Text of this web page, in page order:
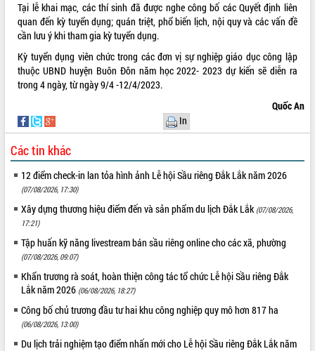
VIDEO
Không có file video nào để phát.
ALBUM ẢNH
LIÊN KẾT WEB
THỐNG KÊ TRUY CẬP
Tại lễ khai mạc, các thí sinh đã được nghe công bố các Quyết định liên
quan đến kỳ tuyển dụng; quán triệt, phổ biến lịch, nội quy và các vấn đề
cần lưu ý khi tham gia kỳ tuyển dụng.
Kỳ tuyển dụng viên chức trong các đơn vị sự nghiệp giáo dục công lập
thuộc UBND huyện Buôn Đôn năm học 2022- 2023 dự kiến sẽ diễn ra
trong 4 ngày, từ ngày 9/4 -12/4/2023.
Quốc An
In
Các tin khác
12 điểm check-in lan tỏa hình ảnh Lễ hội Sầu riêng Đắk Lắk năm 2026
(07/08/2026, 17:30)
Xây dựng thương hiệu điểm đến và sản phẩm du lịch Đắk Lắk (07/08/2026,
17:21)
Tập huấn kỹ năng livestream bán sầu riêng online cho các xã, phường
(07/08/2026, 09:07)
Khẩn trương rà soát, hoàn thiện công tác tổ chức Lễ hội Sầu riêng Đắk
Lắk năm 2026 (06/08/2026, 18:27)
Công bố chủ trương đầu tư hai khu công nghiệp quy mô hơn 817 ha
(06/08/2026, 13:00)
Du lịch trải nghiệm tạo điểm nhấn mới cho Lễ hội Sầu riêng Đắk Lắk năm